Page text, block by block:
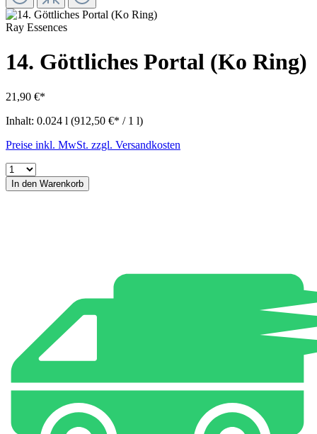
Ray Essences
14. Göttliches Portal (Ko Ring)
21,90 €*
Inhalt: 0.024 l (912,50 €* / 1 l)
Preise inkl. MwSt. zzgl. Versandkosten
In den Warenkorb